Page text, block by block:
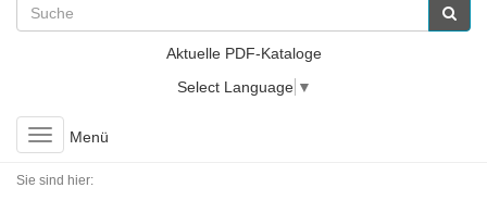
Aktuelle PDF-Kataloge
Select Language ▼
Toggle
navigation
Menü
Sie sind hier: